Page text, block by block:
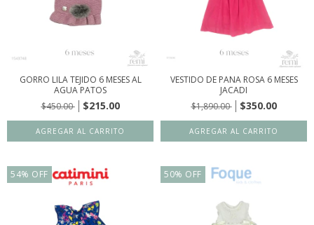
GORRO LILA TEJIDO 6 MESES AL
AGUA PATOS
$450.00
$215.00
VESTIDO DE PANA ROSA 6 MESES
JACADI
$1,890.00
$350.00
54% OFF 50% OFF